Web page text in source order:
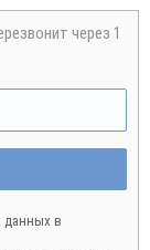
через 1
данных в